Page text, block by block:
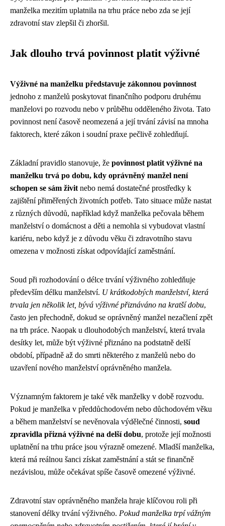
manželka mezitím uplatnila na trhu práce nebo zda se její
zdravotní stav zlepšil či zhoršil.
Jak dlouho trvá povinnost platit výživné
Výživné na manželku představuje zákonnou povinnost
jednoho z manželů poskytovat finančního podporu druhému
manželovi po rozvodu nebo v průběhu odděleného života. Tato
povinnost není časově neomezená a její trvání závisí na mnoha
faktorech, které zákon i soudní praxe pečlivě zohledňují.
Základní pravidlo stanovuje, že povinnost platit výživné na
manželku trvá po dobu, kdy oprávněný manžel není
schopen se sám živit nebo nemá dostatečné prostředky k
zajištění přiměřených životních potřeb. Tato situace může nastat
z různých důvodů, například když manželka pečovala během
manželství o domácnost a děti a nemohla si vybudovat vlastní
kariéru, nebo když je z důvodu věku či zdravotního stavu
omezena v možnosti získat odpovídající zaměstnání.
Soud při rozhodování o délce trvání výživného zohledňuje
především délku manželství. U krátkodobých manželství, která
trvala jen několik let, bývá výživné přiznáváno na kratší dobu,
často jen přechodně, dokud se oprávněný manžel nezačlení zpět
na trh práce. Naopak u dlouhodobých manželství, která trvala
desítky let, může být výživné přiznáno na podstatně delší
období, případně až do smrti některého z manželů nebo do
uzavření nového manželství oprávněného manžela.
Významným faktorem je také věk manželky v době rozvodu.
Pokud je manželka v předdůchodovém nebo důchodovém věku
a během manželství se nevěnovala výdělečné činnosti, soud
zpravidla přizná výživné na delší dobu, protože její možnosti
uplatnění na trhu práce jsou výrazně omezené. Mladší manželka,
která má reálnou šanci získat zaměstnání a stát se finančně
nezávislou, může očekávat spíše časově omezené výživné.
Zdravotní stav oprávněného manžela hraje klíčovou roli při
stanovení délky trvání výživného. Pokud manželka trpí vážným